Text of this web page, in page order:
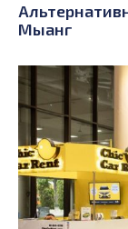
Мыанг